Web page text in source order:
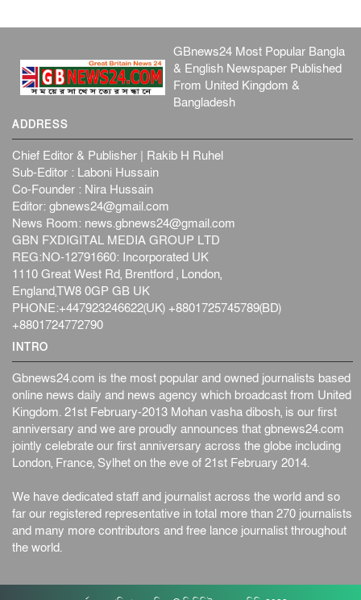
GBnews24 Most Popular Bangla
& English Newspaper Published
From United Kingdom &
Bangladesh
ADDRESS
Chief Editor & Publisher | Rakib H Ruhel
Sub-Editor : Laboni Hussain
Co-Founder : Nira Hussain
Editor: gbnews24@gmail.com
News Room: news.gbnews24@gmail.com
GBN FXDIGITAL MEDIA GROUP LTD
REG:NO-12791660: Incorporated UK
1110 Great West Rd, Brentford , London,
England,TW8 0GP GB UK
PHONE:+447923246622(UK) +8801725745789(BD)
+8801724772790
INTRO
Gbnews24.com is the most popular and owned journalists based
online news daily and news agency which broadcast from United
Kingdom. 21st February-2013 Mohan vasha dibosh, is our first
anniversary and we are proudly announces that gbnews24.com
jointly celebrate our first anniversary across the globe including
London, France, Sylhet on the eve of 21st February 2014.
We have dedicated staff and journalist across the world and so
far our registered representative in total more than 270 journalists
and many more contributors and free lance journalist throughout
the world.